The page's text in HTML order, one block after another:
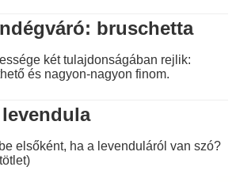
bruschetta
két tulajdonságában rejlik:
és nagyon-nagyon finom.
elsőként, ha a levenduláról van szó?